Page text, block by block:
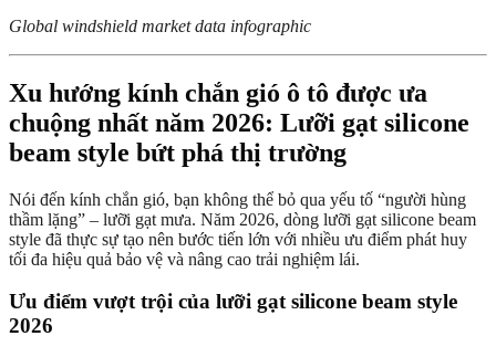
Global windshield market data infographic
Xu hướng kính chắn gió ô tô được ưa
chuộng nhất năm 2026: Lưỡi gạt silicone
beam style bứt phá thị trường
Nói đến kính chắn gió, bạn không thể bỏ qua yếu tố “người hùng
thầm lặng” – lưỡi gạt mưa. Năm 2026, dòng lưỡi gạt silicone beam
style đã thực sự tạo nên bước tiến lớn với nhiều ưu điểm phát huy
tối đa hiệu quả bảo vệ và nâng cao trải nghiệm lái.
Ưu điểm vượt trội của lưỡi gạt silicone beam style
2026